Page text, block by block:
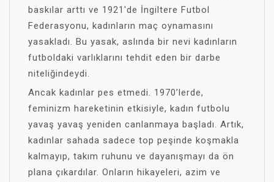
baskılar arttı ve 1921'de İngiltere Futbol
Federasyonu, kadınların maç oynamasını
yasakladı. Bu yasak, aslında bir nevi kadınların
futboldaki varlıklarını tehdit eden bir darbe
niteliğindeydi.
Ancak kadınlar pes etmedi. 1970’lerde,
feminizm hareketinin etkisiyle, kadın futbolu
yavaş yavaş yeniden canlanmaya başladı. Artık,
kadınlar sahada sadece top peşinde koşmakla
kalmayıp, takım ruhunu ve dayanışmayı da ön
plana çıkardılar. Onların hikayeleri, azim ve